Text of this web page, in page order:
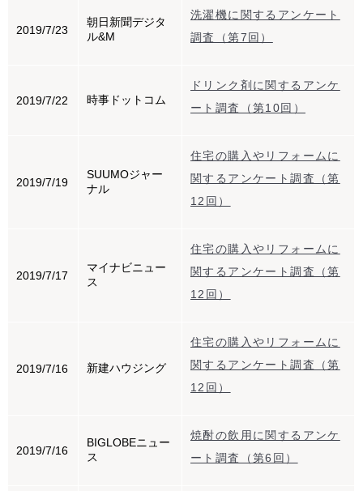
2019/7/23
朝日新聞デジタ
ル&M
洗濯機に関するアンケート
調査（第7回）
2019/7/22 時事ドットコム
ドリンク剤に関するアンケ
ート調査（第10回）
2019/7/19
SUUMOジャー
ナル
住宅の購入やリフォームに
関するアンケート調査（第
12回）
2019/7/17
マイナビニュー
ス
住宅の購入やリフォームに
関するアンケート調査（第
12回）
2019/7/16 新建ハウジング
住宅の購入やリフォームに
関するアンケート調査（第
12回）
2019/7/16
BIGLOBEニュー
ス
焼酎の飲用に関するアンケ
ート調査（第6回）